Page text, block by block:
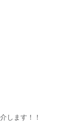
します！！